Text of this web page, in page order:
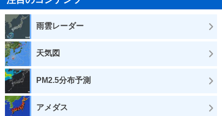
雨雲レーダー
天気図
PM2.5分布予測
アメダス